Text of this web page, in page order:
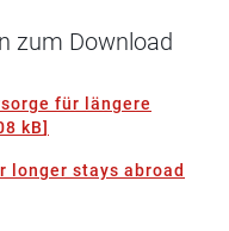
zum Download
für längere
kB]
longer stays abroad